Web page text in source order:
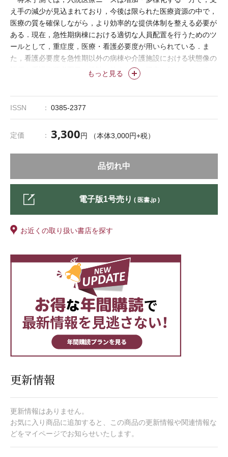
もっと見る
え手の減少が見込まれており，今後は限られた医療資源の中で，
医療の質を確保しながら，より効率的な提供体制を整える必要が
ある．現在，急性期病棟における適切な人員配置を行うためのツ
ールとして，重症度，医療・看護必要度が用いられている．ま
た，看護必要度を急性期以外の病棟や介護施設における状態像の
評価や看護資源必要量の推計に使うための研究も行われている．
そこで本特集では，これからの重症度，医療・看護必要度の活用
［企画・松田 晋哉］
ISSN 0385-2377
定価 3,300円 （本体3,000円+税）
品切れ中
電子版1号売り ( 医書.jp )
お近くの取り扱い書店を探す
更新情報
更新情報はありません。
お気に入り商品に追加すると、この商品の更新情報や関連情報な
どをマイページでお知らせいたします。